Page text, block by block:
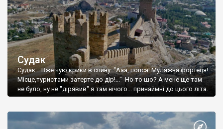
Судак
Судак... Вже чую крики в спину: "Ааа, попса! Муляжна фортеця!
Місце,туристами затерте до дір!..." Но то шо? А мене ще там
не було, ну не "дірявив" я там нічого... принаймні до цього літа.